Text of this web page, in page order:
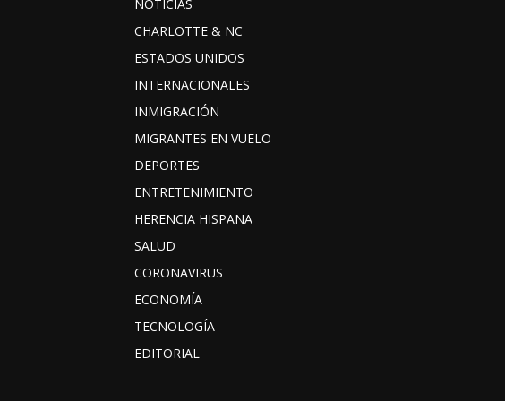
NOTICIAS
CHARLOTTE & NC
ESTADOS UNIDOS
INTERNACIONALES
INMIGRACIÓN
MIGRANTES EN VUELO
DEPORTES
ENTRETENIMIENTO
HERENCIA HISPANA
SALUD
CORONAVIRUS
ECONOMÍA
TECNOLOGÍA
EDITORIAL